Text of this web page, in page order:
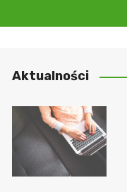
Aktualności